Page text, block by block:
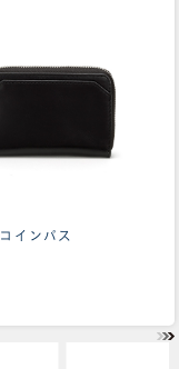
コインパス